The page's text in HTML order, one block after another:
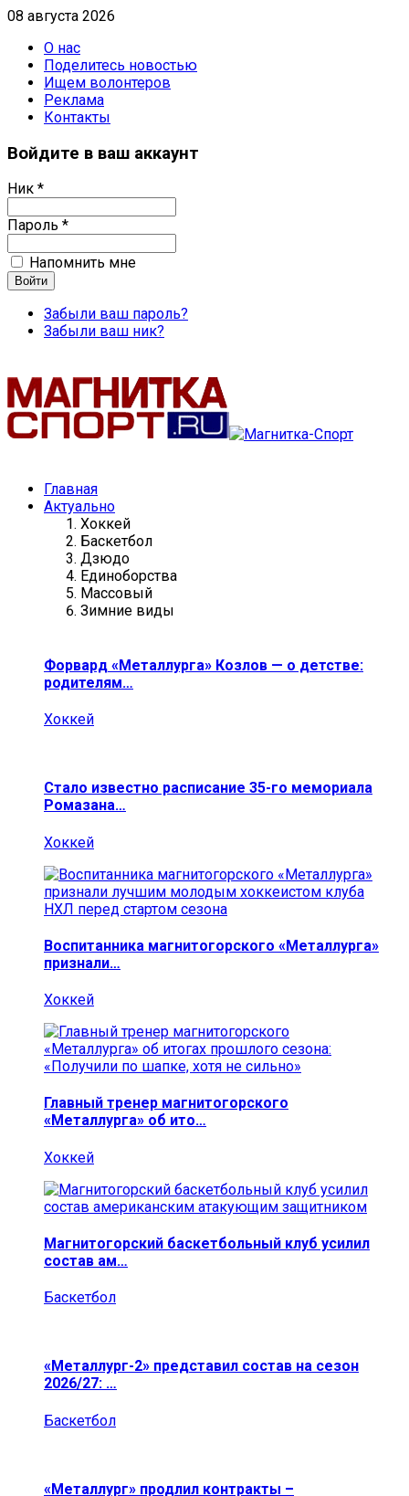
08 августа 2026
О нас
Поделитесь новостью
Ищем волонтеров
Реклама
Контакты
Войдите в ваш аккаунт
Ник *
Пароль *
Напомнить мне
Забыли ваш пароль?
Забыли ваш ник?
Главная
Актуально
Хоккей
Баскетбол
Дзюдо
Единоборства
Массовый
Зимние виды
Форвард «Металлурга» Козлов — о детстве:
родителям…
Хоккей
Стало известно расписание 35-го мемориала
Ромазана…
Хоккей
Воспитанника магнитогорского «Металлурга»
признали…
Хоккей
Главный тренер магнитогорского
«Металлурга» об ито…
Хоккей
Магнитогорский баскетбольный клуб усилил
состав ам…
Баскетбол
«Металлург-2» представил состав на сезон
2026/27: …
Баскетбол
«Металлург» продлил контракты –